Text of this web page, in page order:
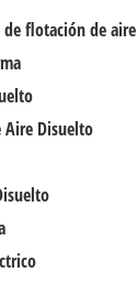
de flotación de aire
Aire Disuelto